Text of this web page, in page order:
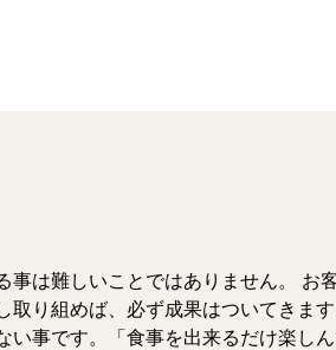
事は難しいことではありません。 お
取り組めば、必ず成果はついてきま
い事です。「食事を出来るだけ楽し